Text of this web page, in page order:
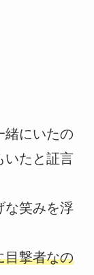
緒にいたの
いたと証言
な笑みを浮
目撃者なの